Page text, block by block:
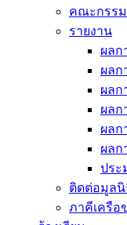
คณะกรร
รายงาน
ผลก
ผลก
ผลก
ผลก
ผลก
ผลก
ประ
ติดต่อมูลนิ
ภาคีเครือ